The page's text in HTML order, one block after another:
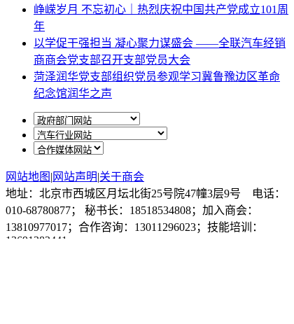
峥嵘岁月 不忘初心｜热烈庆祝中国共产党成立101周
年
以学促干强担当 凝心聚力谋盛会 ——全联汽车经销
商商会党支部召开支部党员大会
菏泽润华党支部组织党员参观学习冀鲁豫边区革命
纪念馆润华之声
网站地图 | 网站声明|关于商会
地址：北京市西城区月坛北街25号院47幢3层9号 电话：
010-68780877； 秘书长：18518534808；加入商会：
13810977017；合作咨询：13011296023；技能培训：
13691382441